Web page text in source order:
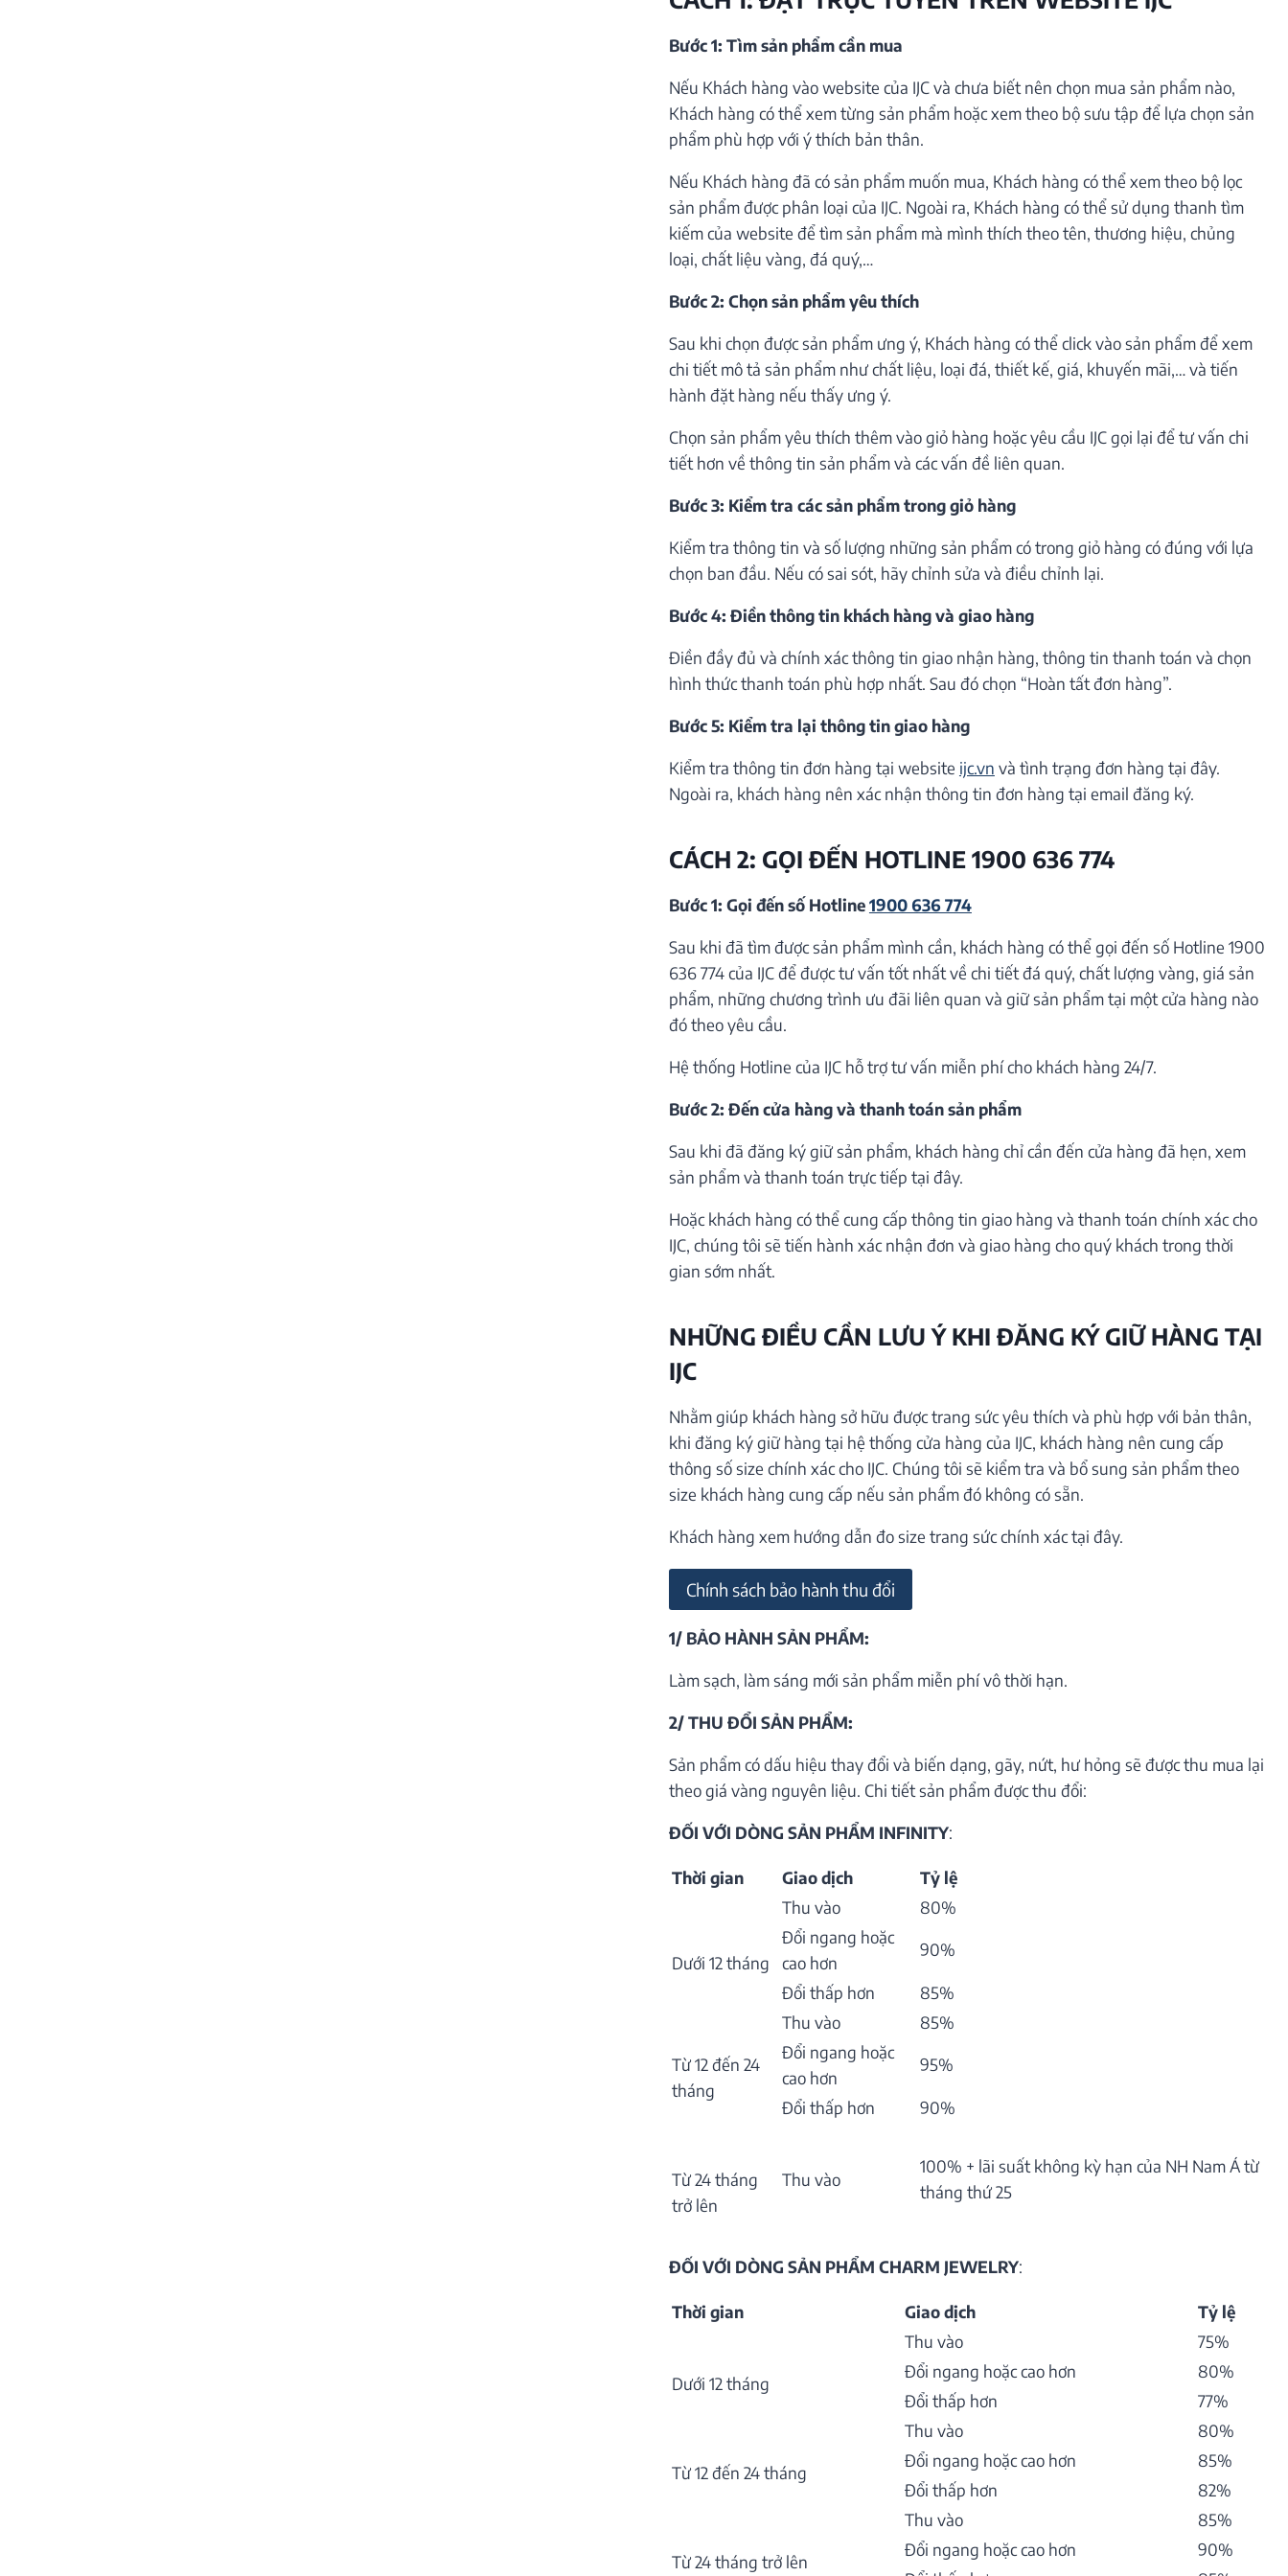
Bước 1: Tìm sản phẩm cần mua
Nếu Khách hàng vào website của IJC và chưa biết nên chọn mua sản phẩm nào,
Khách hàng có thể xem từng sản phẩm hoặc xem theo bộ sưu tập để lựa chọn sản
phẩm phù hợp với ý thích bản thân.
Nếu Khách hàng đã có sản phẩm muốn mua, Khách hàng có thể xem theo bộ lọc
sản phẩm được phân loại của IJC. Ngoài ra, Khách hàng có thể sử dụng thanh tìm
kiếm của website để tìm sản phẩm mà mình thích theo tên, thương hiệu, chủng
loại, chất liệu vàng, đá quý,…
Bước 2: Chọn sản phẩm yêu thích
Sau khi chọn được sản phẩm ưng ý, Khách hàng có thể click vào sản phẩm để xem
chi tiết mô tả sản phẩm như chất liệu, loại đá, thiết kế, giá, khuyến mãi,… và tiến
hành đặt hàng nếu thấy ưng ý.
Chọn sản phẩm yêu thích thêm vào giỏ hàng hoặc yêu cầu IJC gọi lại để tư vấn chi
tiết hơn về thông tin sản phẩm và các vấn đề liên quan.
Bước 3: Kiểm tra các sản phẩm trong giỏ hàng
Kiểm tra thông tin và số lượng những sản phẩm có trong giỏ hàng có đúng với lựa
chọn ban đầu. Nếu có sai sót, hãy chỉnh sửa và điều chỉnh lại.
Bước 4: Điền thông tin khách hàng và giao hàng
Điền đầy đủ và chính xác thông tin giao nhận hàng, thông tin thanh toán và chọn
hình thức thanh toán phù hợp nhất. Sau đó chọn “Hoàn tất đơn hàng”.
Bước 5: Kiểm tra lại thông tin giao hàng
Kiểm tra thông tin đơn hàng tại website ijc.vn và tình trạng đơn hàng tại đây.
Ngoài ra, khách hàng nên xác nhận thông tin đơn hàng tại email đăng ký.
CÁCH 2: GỌI ĐẾN HOTLINE 1900 636 774
Bước 1: Gọi đến số Hotline1900 636 774
Sau khi đã tìm được sản phẩm mình cần, khách hàng có thể gọi đến số Hotline 1900
636 774 của IJC để được tư vấn tốt nhất về chi tiết đá quý, chất lượng vàng, giá sản
phẩm, những chương trình ưu đãi liên quan và giữ sản phẩm tại một cửa hàng nào
đó theo yêu cầu.
Hệ thống Hotline của IJC hỗ trợ tư vấn miễn phí cho khách hàng 24/7.
Bước 2: Đến cửa hàng và thanh toán sản phẩm
Sau khi đã đăng ký giữ sản phẩm, khách hàng chỉ cần đến cửa hàng đã hẹn, xem
sản phẩm và thanh toán trực tiếp tại đây.
Hoặc khách hàng có thể cung cấp thông tin giao hàng và thanh toán chính xác cho
IJC, chúng tôi sẽ tiến hành xác nhận đơn và giao hàng cho quý khách trong thời
gian sớm nhất.
NHỮNG ĐIỀU CẦN LƯU Ý KHI ĐĂNG KÝ GIỮ HÀNG TẠI
IJC
Nhằm giúp khách hàng sở hữu được trang sức yêu thích và phù hợp với bản thân,
khi đăng ký giữ hàng tại hệ thống cửa hàng của IJC, khách hàng nên cung cấp
thông số size chính xác cho IJC. Chúng tôi sẽ kiểm tra và bổ sung sản phẩm theo
size khách hàng cung cấp nếu sản phẩm đó không có sẵn.
Khách hàng xem hướng dẫn đo size trang sức chính xác tại đây.
Chính sách bảo hành thu đổi
1/ BẢO HÀNH SẢN PHẨM:
Làm sạch, làm sáng mới sản phẩm miễn phí vô thời hạn.
2/ THU ĐỔI SẢN PHẨM:
Sản phẩm có dấu hiệu thay đổi và biến dạng, gãy, nứt, hư hỏng sẽ được thu mua lại
theo giá vàng nguyên liệu. Chi tiết sản phẩm được thu đổi:
ĐỐI VỚI DÒNG SẢN PHẨM INFINITY:
Thời gian Giao dịch Tỷ lệ
Dưới 12 tháng
Thu vào
80%
Đổi ngang hoặc
cao hơn
90%
Đổi thấp hơn 85%
Từ 12 đến 24
tháng
Thu vào
85%
Đổi ngang hoặc
cao hơn
95%
Đổi thấp hơn 90%
Từ 24 tháng
trở lên
Thu vào
100% + lãi suất không kỳ hạn của NH Nam Á từ
tháng thứ 25
ĐỐI VỚI DÒNG SẢN PHẨM CHARM JEWELRY:
Thời gian Giao dịch Tỷ lệ
Dưới 12 tháng
Thu vào
75%
Đổi ngang hoặc cao hơn
80%
Đổi thấp hơn
77%
Từ 12 đến 24 tháng
Thu vào
80%
Đổi ngang hoặc cao hơn
85%
Đổi thấp hơn
82%
Từ 24 tháng trở lên
Thu vào
85%
Đổi ngang hoặc cao hơn
90%